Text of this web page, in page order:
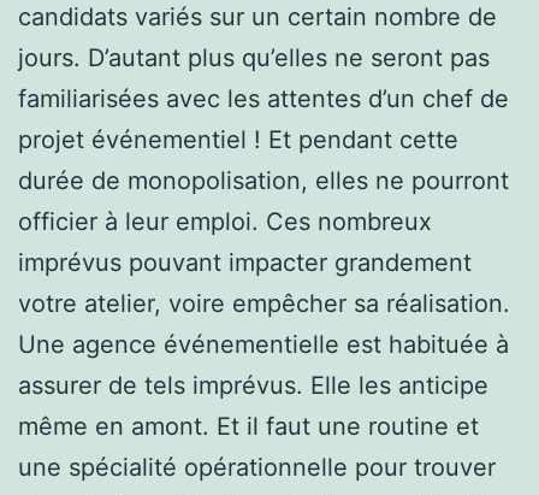
candidats variés sur un certain nombre de
jours. D’autant plus qu’elles ne seront pas
familiarisées avec les attentes d’un chef de
projet événementiel ! Et pendant cette
durée de monopolisation, elles ne pourront
officier à leur emploi. Ces nombreux
imprévus pouvant impacter grandement
votre atelier, voire empêcher sa réalisation.
Une agence événementielle est habituée à
assurer de tels imprévus. Elle les anticipe
même en amont. Et il faut une routine et
une spécialité opérationnelle pour trouver